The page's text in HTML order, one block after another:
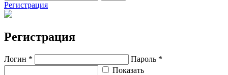
Регистрация
Регистрация
Логин *
Пароль *
Показать